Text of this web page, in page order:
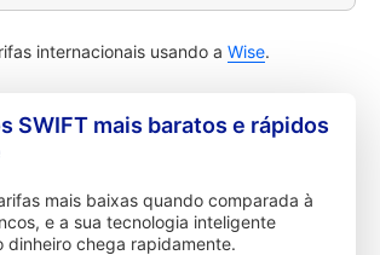
internacionais usando a Wise.
SWIFT mais baratos e rápidos
mais baixas quando comparada à
e a sua tecnologia inteligente
dinheiro chega rapidamente.